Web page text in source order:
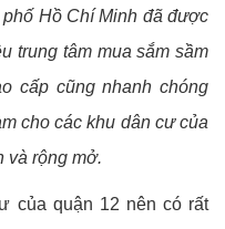
Hồ Chí Minh đã được
trung tâm mua sắm sầm
cấp cũng nhanh chóng
cho các khu dân cư của
và rộng mở.
của quận 12 nên có rất